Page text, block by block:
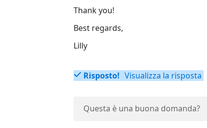
Thank you!
Best regards,
Lilly
Risposto! Visualizza la risposta
Questa è una buona domanda?